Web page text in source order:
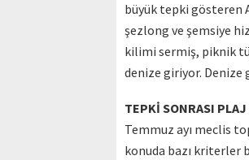
büyük tepki gösteren
şezlong ve şemsiye
kilimi sermiş, piknik
denize giriyor. Denize
TEPKİ SONRASI
Temmuz ayı meclis
konuda bazı kriterler